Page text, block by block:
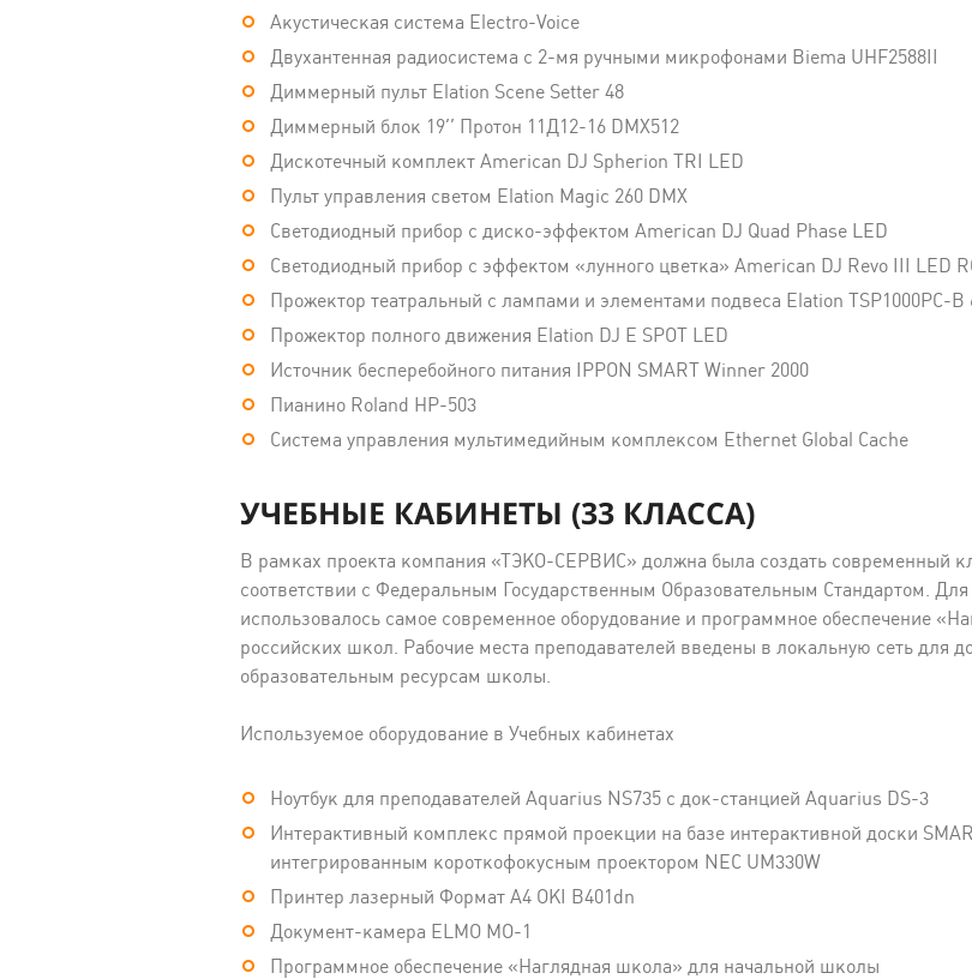
Акустическая система Electro-Voice
Двухантенная радиосистема с 2-мя ручными микрофонами Biema UHF2588II
Диммерный пульт Elation Scene Setter 48
Диммерный блок 19’’ Протон 11Д12-16 DMX512
Дискотечный комплект American DJ Spherion TRI LED
Пульт управления светом Elation Magic 260 DMX
Светодиодный прибор c диско-эффектом American DJ Quad Phase LED
Светодиодный прибор с эффектом «лунного цветка» American DJ Revo III LED
Прожектор театральный с лампами и элементами подвеса Elation TSP1000PC-B
Прожектор полного движения Elation DJ E SPOT LED
Источник бесперебойного питания IPPON SMART Winner 2000
Пианино Roland HP-503
Система управления мультимедийным комплексом Ethernet Global Cache
УЧЕБНЫЕ КАБИНЕТЫ (33 КЛАССА)
В рамках проекта компания «ТЭКО-СЕРВИС» должна была создать современный
соответствии с Федеральным Государственным Образовательным Стандартом.
использовалось самое современное оборудование и программное обеспечение
российских школ. Рабочие места преподавателей введены в локальную сеть для
образовательным ресурсам школы.
Используемое оборудование в Учебных кабинетах
Ноутбук для преподавателей Aquarius NS735 с док-станцией Aquarius DS-3
Интерактивный комплекс прямой проекции на базе интерактивной доски
интегрированным короткофокусным проектором NEC UM330W
Принтер лазерный Формат А4 OKI B401dn
Документ-камера ELMO MO-1
Программное обеспечение «Наглядная школа» для начальной школы